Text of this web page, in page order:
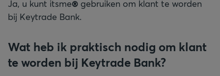
Ja, u kunt itsme® gebruiken om klant te worden
bij Keytrade Bank.
Wat heb ik praktisch nodig om klant
te worden bij Keytrade Bank?